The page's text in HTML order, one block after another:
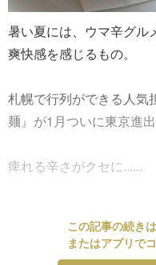
暑い夏には、ウマ辛グル
爽快感を感じるもの。
札幌で行列ができる人気
麺』が1月ついに東京進出
痺れる辛さがクセに......
この記事の続き
またはアプリで